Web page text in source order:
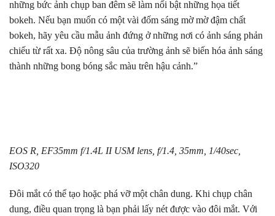
những bức ảnh chụp ban đêm sẽ làm nổi bật những họa tiết
bokeh. Nếu bạn muốn có một vài đốm sáng mờ mờ đậm chất
bokeh, hãy yêu cầu mẫu ảnh đứng ở những nơi có ảnh sáng phản
chiếu từ rất xa. Độ nông sâu của trường ảnh sẽ biến hóa ảnh sáng
thành những bong bóng sắc màu trên hậu cảnh.”
EOS R, EF35mm f/1.4L II USM lens, f/1.4, 35mm, 1/40sec,
ISO320
Đôi mắt có thể tạo hoặc phá vỡ một chân dung. Khi chụp chân
dung, điều quan trọng là bạn phải lấy nét được vào đôi mắt. Với